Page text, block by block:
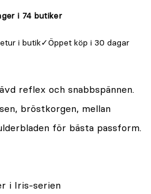
i 74 butiker
i butik Öppet köp i 30 dagar
reflex och snabbspännen.
bröstkorgen, mellan
för bästa passform.
i Iris-serien